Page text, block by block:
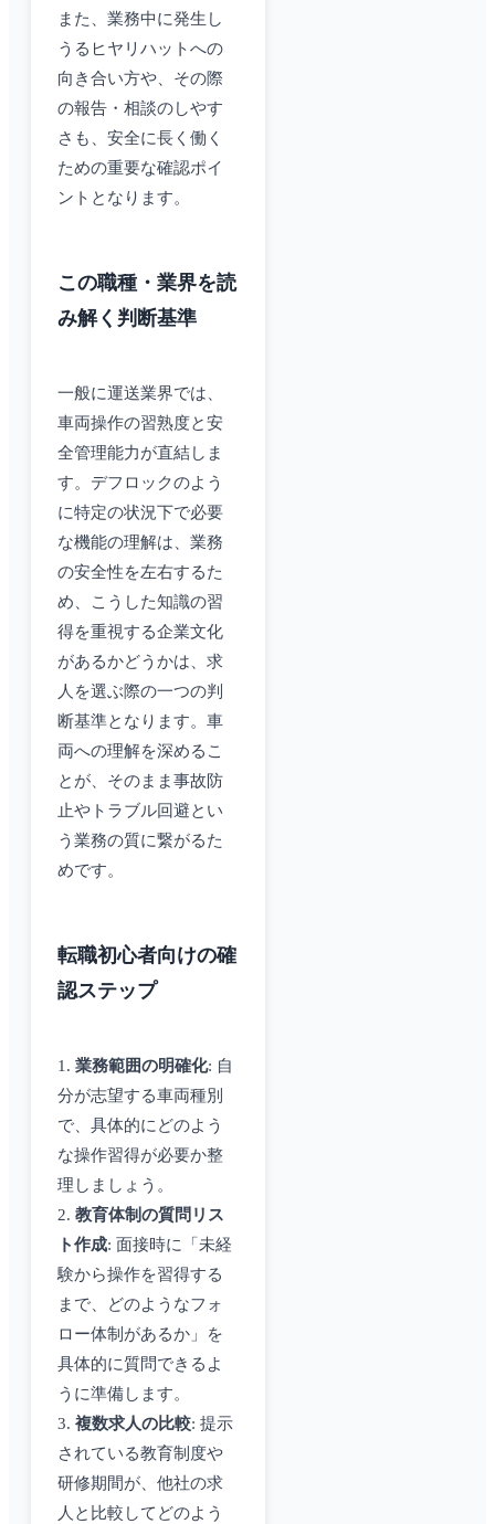
また、業務中に発生し
うるヒヤリハットへの
向き合い方や、その際
の報告・相談のしやす
さも、安全に長く働く
ための重要な確認ポイ
ントとなります。
この職種・業界を読
み解く判断基準
一般に運送業界では、
車両操作の習熟度と安
全管理能力が直結しま
す。デフロックのよう
に特定の状況下で必要
な機能の理解は、業務
の安全性を左右するた
め、こうした知識の習
得を重視する企業文化
があるかどうかは、求
人を選ぶ際の一つの判
断基準となります。車
両への理解を深めるこ
とが、そのまま事故防
止やトラブル回避とい
う業務の質に繋がるた
めです。
転職初心者向けの確
認ステップ
1. 業務範囲の明確化: 自
分が志望する車両種別
で、具体的にどのよう
な操作習得が必要か整
理しましょう。
2. 教育体制の質問リス
ト作成: 面接時に「未経
験から操作を習得する
まで、どのようなフォ
ロー体制があるか」を
具体的に質問できるよ
うに準備します。
3. 複数求人の比較: 提示
されている教育制度や
研修期間が、他社の求
人と比較してどのよう